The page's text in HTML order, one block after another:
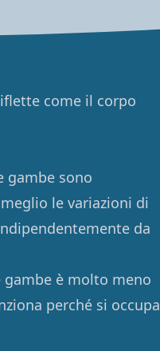
come il corpo
gambe sono
le variazioni di
da
è molto meno
perché si occupa